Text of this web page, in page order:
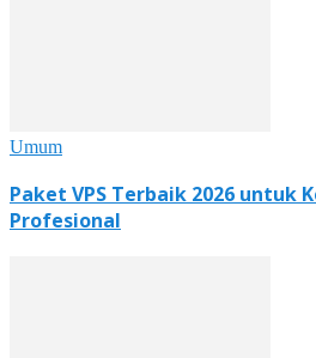
Umum
Paket VPS Terbaik 2026 untuk
Profesional